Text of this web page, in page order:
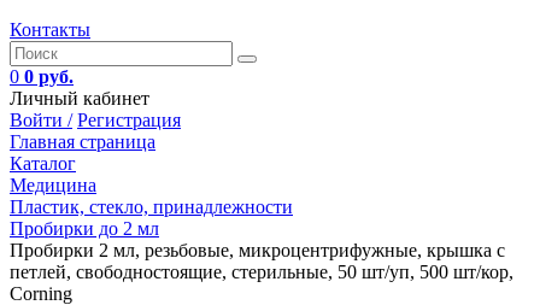
Контакты
0 0 руб.
Личный кабинет
Войти / Регистрация
Главная страница
Каталог
Медицина
Пластик, стекло, принадлежности
Пробирки до 2 мл
Пробирки 2 мл, резьбовые, микроцентрифужные, крышка с
петлей, свободностоящие, стерильные, 50 шт/уп, 500 шт/кор,
Corning